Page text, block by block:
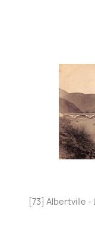
[73] Albertville